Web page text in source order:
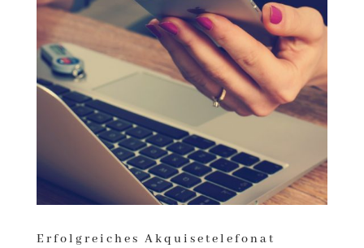
Erfolgreiches Akquisetelefonat